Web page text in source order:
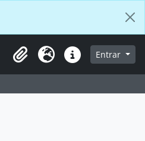
de navegação
Área de transferência
Idioma Ligações rápidas
Entrar